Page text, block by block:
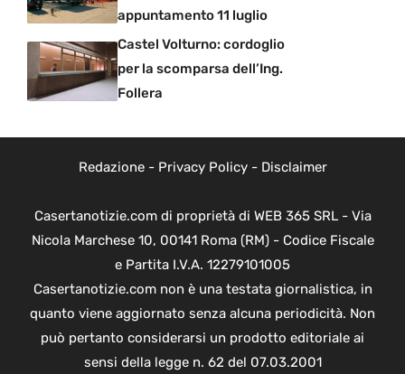
appuntamento 11 luglio
Castel Volturno: cordoglio
per la scomparsa dell’Ing.
Follera
Redazione- Privacy Policy- Disclaimer
Casertanotizie.com di proprietà di WEB 365 SRL - Via
Nicola Marchese 10, 00141 Roma (RM) - Codice Fiscale
e Partita I.V.A. 12279101005
Casertanotizie.com non è una testata giornalistica, in
quanto viene aggiornato senza alcuna periodicità. Non
può pertanto considerarsi un prodotto editoriale ai
sensi della legge n. 62 del 07.03.2001